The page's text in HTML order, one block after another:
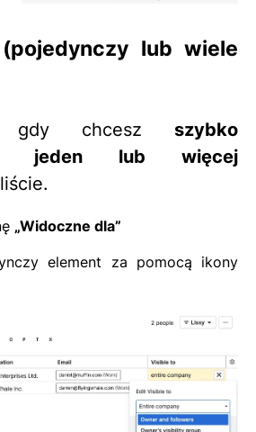
lub wiele
gdy chcesz szybko
jeden lub więcej
„Widoczne dla”
element za pomocą ikony